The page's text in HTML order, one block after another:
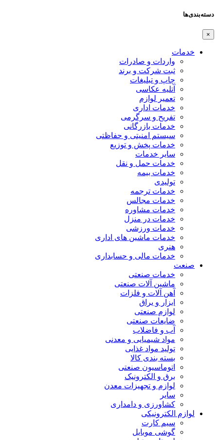
دسته‌بندی‌ها
×
خدمات
واردات و صادرات
ثبت شرکت و برند
چاپ و تبلیغات
آتلیه عکاسی
تعمیر لوازم
خدمات اداری
تفریح و سرگرمی
خدمات بازرگانی
سیستم امنیتی و حفاظتی
خدمات پخش و توزیع
سایر خدمات
خدمات حمل و نقل
خدمات بیمه
تولیدی
خدمات ترجمه
خدمات مجالس
خدمات مشاوره
خدمات در منزل
خدمات ورزشی
خدمات ماشین های اداری
هنری
خدمات مالی و حسابداری
صنعت
خدمات صنعتی
ماشین آلات صنعتی
آهن آلات و فلزات
ابزار و یراق
لوازم صنعتی
ضایعات صنعتی
آب و فاضلاب
مواد شیمیایی و معدنی
تولید مواد غذایی
بسته بندی کالا
اتوماسیون صنعتی
برق و الکترونیک
لوازم و تجهیزات معدن
سایر
کشاورزی و دامداری
لوازم الکترونیکی
سیم کارت
گوشی موبایل